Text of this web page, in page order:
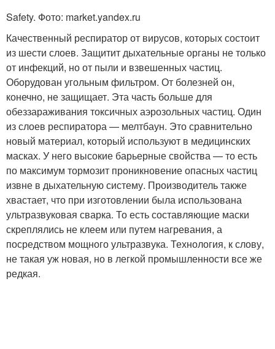
Safety. Фото: market.yandex.ru
Качественный респиратор от вирусов, которых состоит
из шести слоев. Защитит дыхательные органы не только
от инфекций, но от пыли и взвешенных частиц.
Оборудован угольным фильтром. От болезней он,
конечно, не защищает. Эта часть больше для
обеззараживания токсичных аэрозольных частиц. Один
из слоев респиратора — мелтбаун. Это сравнительно
новый материал, который используют в медицинских
масках. У него высокие барьерные свойства — то есть
по максимум тормозит проникновение опасных частиц
извне в дыхательную систему. Производитель также
хвастает, что при изготовлении была использована
ультразвуковая сварка. То есть составляющие маски
скреплялись не клеем или путем нагревания, а
посредством мощного ультразвука. Технология, к слову,
не такая уж новая, но в легкой промышленности все же
редкая.